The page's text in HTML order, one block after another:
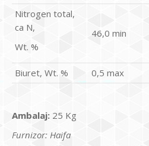
Nitrogen total,
ca N,
Wt. %
46,0 min
Biuret, Wt. % 0,5 max
Ambalaj: 25 Kg
Furnizor: Haifa